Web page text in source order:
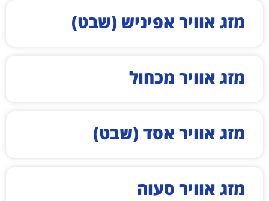
מזג אוויר אפיניש (שבט)
מזג אוויר מכחול
מזג אוויר אסד (שבט)
מזג אוויר סעוה